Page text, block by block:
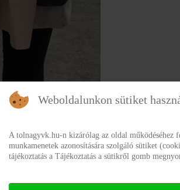
Weboldalunkon sütiket
A tolnagyvk.hu-n kizárólag az oldal működéséhez
munkamenetek azonosítására szolgáló sütiket
tájékoztatás a Tájékoztatás a sütikről gomb